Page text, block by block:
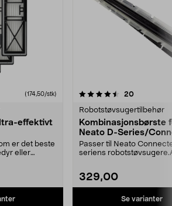
(174,50/stk)
effektivt
er det beste
eller
20
Robotstøvsugertilbehør
Kombinasjonsbørste
Neato D-Series/
Passer til Neato
seriens
329,00
Se varianter
5.0av 5 stjerner